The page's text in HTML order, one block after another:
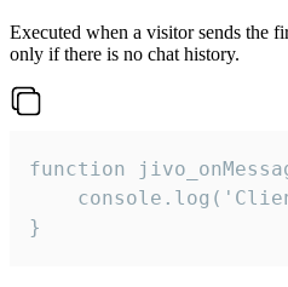
Executed when a visitor sends the
only if there is no chat history.
function
}